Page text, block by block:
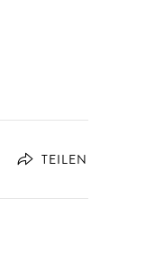
TEILEN